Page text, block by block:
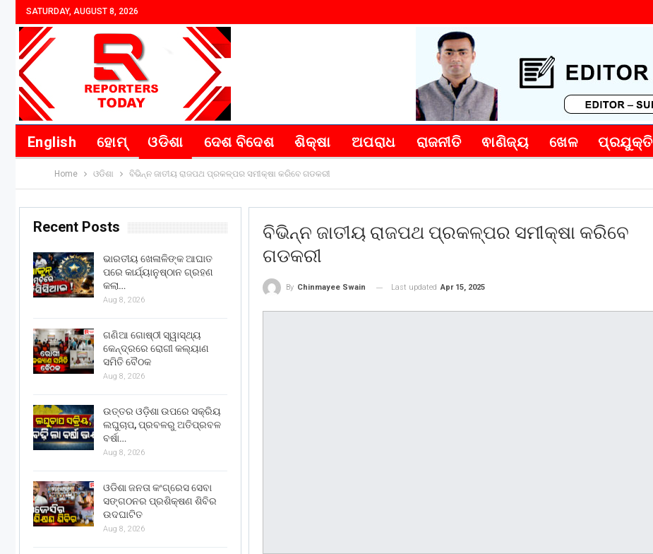
SATURDAY, AUGUST 8, 2026
English ହୋମ୍ ଓଡିଶା ଦେଶ ବିଦେଶ ଶିକ୍ଷା ଅପରାଧ ରାଜନୀତି ଵାଣିଜ୍ୟ ଖେଳ ପ୍ରଯୁକ୍ତି
Home ଓଡିଶା ବିଭିନ୍ନ ଜାତୀୟ ରାଜପଥ ପ୍ରକଳ୍ପର ସମୀକ୍ଷା କରିବେ ଗଡକରୀ
ବିଭିନ୍ନ ଜାତୀୟ ରାଜପଥ ପ୍ରକଳ୍ପର ସମୀକ୍ଷା କରିବେ
ଗଡକରୀ
By Chinmayee Swain Last updated Apr 15, 2025
Recent Posts
ଭାରତୀୟ ଖେଳାଳିଙ୍କ ଆଘାତ
ପରେ କାର୍ଯ୍ୟାନୁଷ୍ଠାନ ଗ୍ରହଣ
କଲା…
Aug 8, 2026
ଗଣିଆ ଗୋଷ୍ଠୀ ସ୍ୱାସ୍ଥ୍ୟ
କେନ୍ଦ୍ରରେ ରୋଗୀ କଲ୍ୟାଣ
ସମିତି ବୈଠକ
Aug 8, 2026
ଉତ୍ତର ଓଡ଼ିଶା ଉପରେ ସକ୍ରିୟ
ଲଘୁଚାପ, ପ୍ରବଳରୁ ଅତିପ୍ରବଳ
ବର୍ଷା…
Aug 8, 2026
ଓଡିଶା ଜନତା କଂଗ୍ରେସ ସେବା
ସଙ୍ଗଠନର ପ୍ରଶିକ୍ଷଣ ଶିବିର
ଉଦଘାଟିତ
Aug 8, 2026